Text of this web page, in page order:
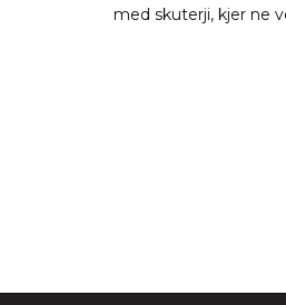
med skuterji, kjer ne